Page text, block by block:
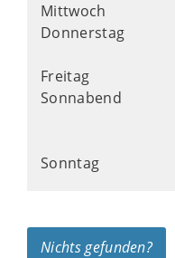
Mittwoch
Donnerstag
Freitag
Sonnabend
Sonntag
Nichts gefunden?